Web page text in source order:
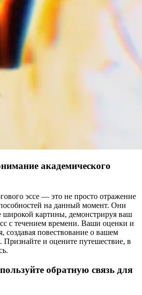
академического
эссе — это не просто отражение
на данный момент. Они
широкой картины, демонстрируя ваш
с течением времени. Ваши оценки и
создавая повествование о вашем
Признайте и оцените путешествие, в
обратную связь для